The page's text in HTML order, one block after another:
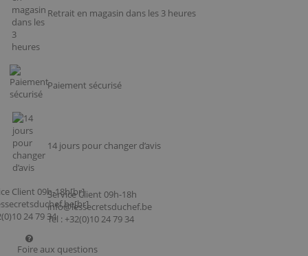
Retrait en magasin dans les 3 heures
Paiement sécurisé
14 jours pour changer d’avis
Service Client 09h-18h
info@lessecretsduchef.be
Tel : +32(0)10 24 79 34
Foire aux questions